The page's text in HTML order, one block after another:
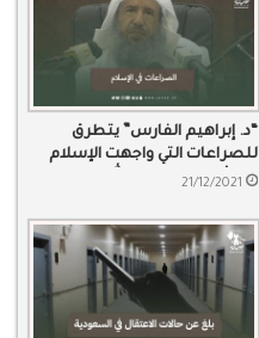
“د. إبراهيم الفارس” يتطرق
للصراعات التي واجهت الإسلام
منذ أن بعث رسول الله للدعوة
21/12/2021